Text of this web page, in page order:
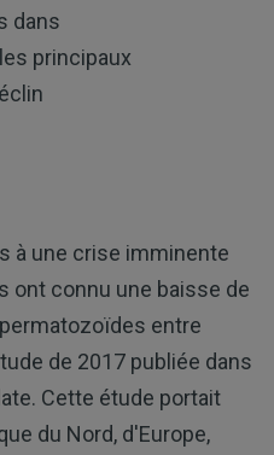
dans
principaux
à une crise imminente
ont connu une baisse de
entre
de 2017 publiée dans
Cette étude portait
du Nord, d'Europe,